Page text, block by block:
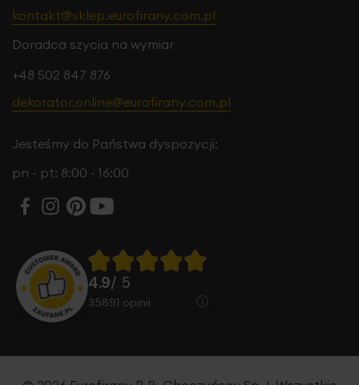
kontakt@sklep.eurofirany.com.pl
Doradca szycia na wymiar
+48 502 847 876
dekorator.online@eurofirany.com.pl
Jesteśmy do Państwa dyspozycji:
pn - pt: 8:00 - 16:00
4.9/ 5
35891 opinii